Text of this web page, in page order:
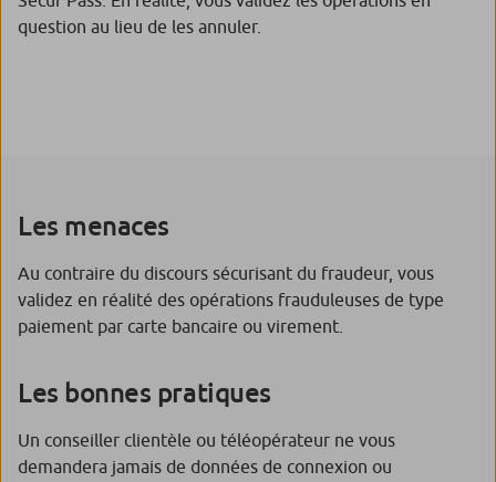
question au lieu de les annuler.
Les menaces
Au contraire du discours sécurisant du fraudeur, vous
validez en réalité des opérations frauduleuses de type
paiement par carte bancaire ou virement.
Les bonnes pratiques
Un conseiller clientèle ou téléopérateur ne vous
demandera jamais de données de connexion ou